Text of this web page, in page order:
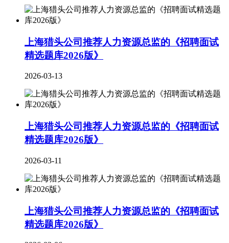
上海猎头公司推荐人力资源总监的《招聘面试
精选题库2026版》
2026-03-13
上海猎头公司推荐人力资源总监的《招聘面试
精选题库2026版》
2026-03-11
上海猎头公司推荐人力资源总监的《招聘面试
精选题库2026版》